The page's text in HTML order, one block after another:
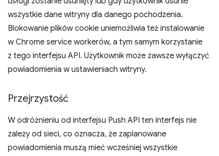
wszystkie dane witryny dla danego pochodzenia.
Blokowanie plików cookie uniemożliwia też instalowanie
w Chrome service workerów, a tym samym korzystanie
z tego interfejsu API. Użytkownik może zawsze wyłączyć
powiadomienia w ustawieniach witryny.
Przejrzystość
W odróżnieniu od interfejsu Push API ten interfejs nie
zależy od sieci, co oznacza, że zaplanowane
powiadomienia muszą mieć wcześniej wszystkie